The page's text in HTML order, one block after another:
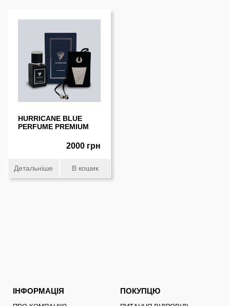
HURRICANE BLUE
PERFUME PREMIUM
2000 грн
Детальніше В кошик
ІНФОРМАЦІЯ ПОКУПЦЮ